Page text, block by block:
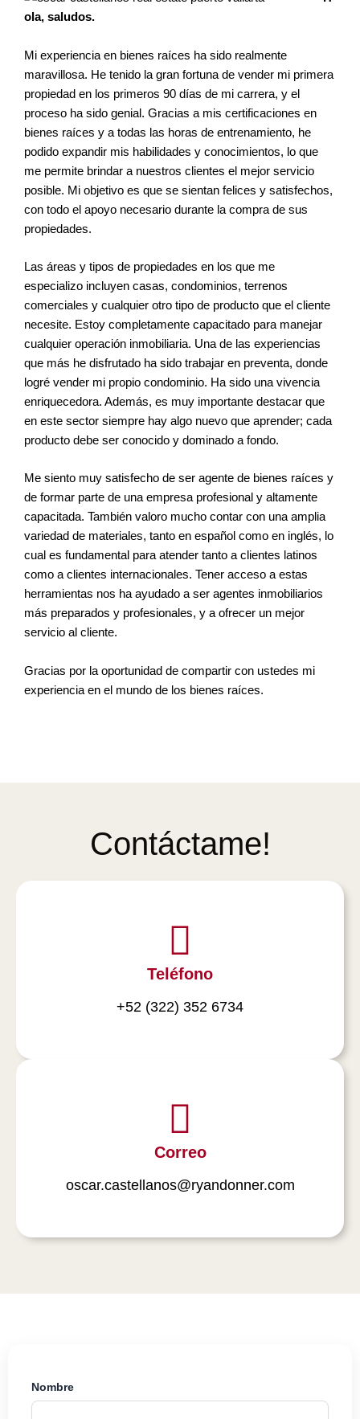
ola, saludos.
Mi experiencia en bienes raíces ha sido realmente
maravillosa. He tenido la gran fortuna de vender mi primera
propiedad en los primeros 90 días de mi carrera, y el
proceso ha sido genial. Gracias a mis certificaciones en
bienes raíces y a todas las horas de entrenamiento, he
podido expandir mis habilidades y conocimientos, lo que
me permite brindar a nuestros clientes el mejor servicio
posible. Mi objetivo es que se sientan felices y satisfechos,
con todo el apoyo necesario durante la compra de sus
propiedades.
Las áreas y tipos de propiedades en los que me
especializo incluyen casas, condominios, terrenos
comerciales y cualquier otro tipo de producto que el cliente
necesite. Estoy completamente capacitado para manejar
cualquier operación inmobiliaria. Una de las experiencias
que más he disfrutado ha sido trabajar en preventa, donde
logré vender mi propio condominio. Ha sido una vivencia
enriquecedora. Además, es muy importante destacar que
en este sector siempre hay algo nuevo que aprender; cada
producto debe ser conocido y dominado a fondo.
Me siento muy satisfecho de ser agente de bienes raíces y
de formar parte de una empresa profesional y altamente
capacitada. También valoro mucho contar con una amplia
variedad de materiales, tanto en español como en inglés, lo
cual es fundamental para atender tanto a clientes latinos
como a clientes internacionales. Tener acceso a estas
herramientas nos ha ayudado a ser agentes inmobiliarios
más preparados y profesionales, y a ofrecer un mejor
servicio al cliente.
Gracias por la oportunidad de compartir con ustedes mi
experiencia en el mundo de los bienes raíces.
Contáctame!
Teléfono
+52 (322) 352 6734
Correo
oscar.castellanos@ryandonner.com
Nombre